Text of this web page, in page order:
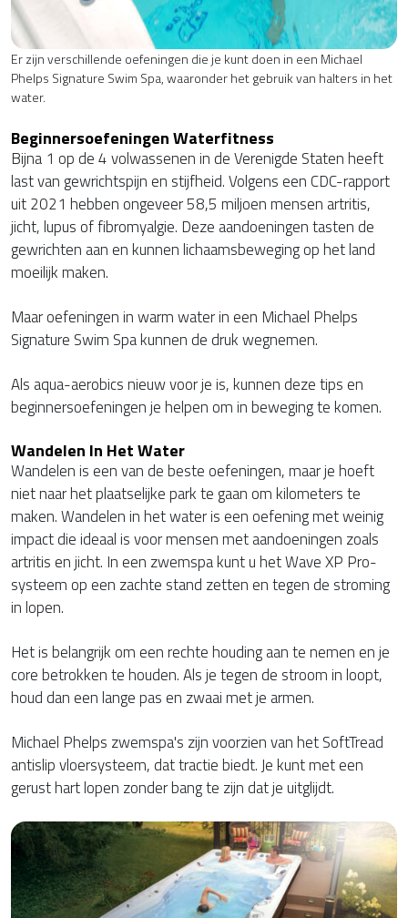
Er zijn verschillende oefeningen die je kunt doen in een Michael
Phelps Signature Swim Spa, waaronder het gebruik van halters in het
water.
Beginnersoefeningen Waterfitness
Bijna 1 op de 4 volwassenen in de Verenigde Staten heeft
last van gewrichtspijn en stijfheid. Volgens een CDC-rapport
uit 2021 hebben ongeveer 58,5 miljoen mensen artritis,
jicht, lupus of fibromyalgie. Deze aandoeningen tasten de
gewrichten aan en kunnen lichaamsbeweging op het land
moeilijk maken.
Maar oefeningen in warm water in een Michael Phelps
Signature Swim Spa kunnen de druk wegnemen.
Als aqua-aerobics nieuw voor je is, kunnen deze tips en
beginnersoefeningen je helpen om in beweging te komen.
Wandelen In Het Water
Wandelen is een van de beste oefeningen, maar je hoeft
niet naar het plaatselijke park te gaan om kilometers te
maken. Wandelen in het water is een oefening met weinig
impact die ideaal is voor mensen met aandoeningen zoals
artritis en jicht. In een zwemspa kunt u het Wave XP Pro-
systeem op een zachte stand zetten en tegen de stroming
in lopen.
Het is belangrijk om een rechte houding aan te nemen en je
core betrokken te houden. Als je tegen de stroom in loopt,
houd dan een lange pas en zwaai met je armen.
Michael Phelps zwemspa's zijn voorzien van het SoftTread
antislip vloersysteem, dat tractie biedt. Je kunt met een
gerust hart lopen zonder bang te zijn dat je uitglijdt.